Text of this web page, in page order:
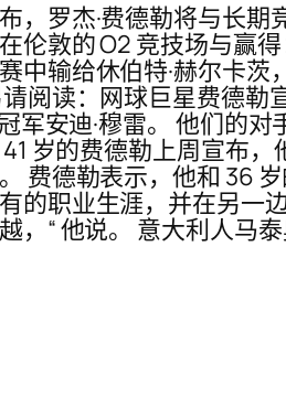
，罗杰·费德勒将与长
伦敦的 O2 竞技场与赢
中输给休伯特·赫尔卡
阅读：网球巨星费德勒
军安迪·穆雷。 他们的
岁的费德勒上周宣布
费德勒表示，他和 36
的职业生涯，并在另一
，“ 他说。 意大利人马